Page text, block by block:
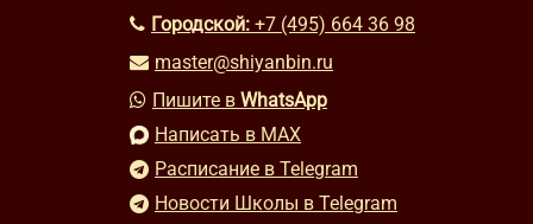
Городской: +7 (495) 664 36 98
master@shiyanbin.ru
Пишите в WhatsApp
Написать в MAX
Расписание в Telegram
Новости Школы в Telegram